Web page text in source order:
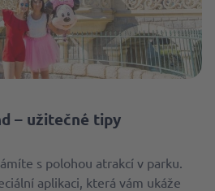
– užitečné tipy
s polohou atrakcí v parku.
aplikaci, která vám ukáže